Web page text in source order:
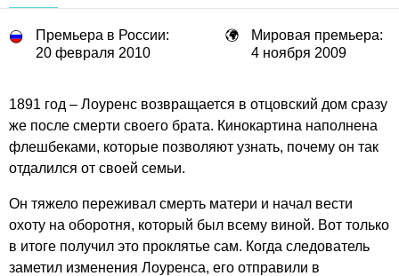
Премьера в России:
20 февраля 2010
Мировая премьера:
4 ноября 2009
1891 год – Лоуренс возвращается в отцовский дом сразу
же после смерти своего брата. Кинокартина наполнена
флешбеками, которые позволяют узнать, почему он так
отдалился от своей семьи.
Он тяжело переживал смерть матери и начал вести
охоту на оборотня, который был всему виной. Вот только
в итоге получил это проклятье сам. Когда следователь
заметил изменения Лоуренса, его отправили в